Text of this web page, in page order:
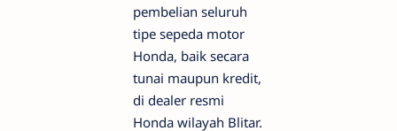
pembelian seluruh
tipe sepeda motor
Honda, baik secara
tunai maupun kredit,
di dealer resmi
Honda wilayah Blitar.